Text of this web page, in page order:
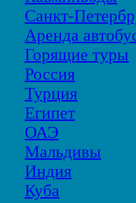
Санкт-
Аренда
Горящие туры
Россия
Турция
Египет
ОАЭ
Мальдивы
Индия
Куба